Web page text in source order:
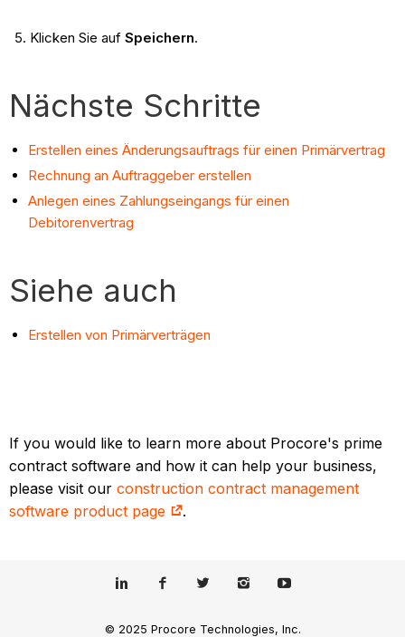
Klicken Sie auf Speichern.
Nächste Schritte
Erstellen eines Änderungsauftrags für einen Primärvertrag
Rechnung an Auftraggeber erstellen
Anlegen eines Zahlungseingangs für einen
Debitorenvertrag
Siehe auch
Erstellen von Primärverträgen
If you would like to learn more about Procore's prime
contract software and how it can help your business,
please visit ourconstruction contract management
software product page
.
© 2025 Procore Technologies, Inc.